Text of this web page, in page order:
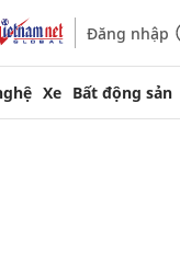
Đăng nhập
Xe Bất động sản